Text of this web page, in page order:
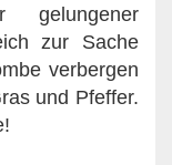
gelungener
zur Sache
verbergen
und Pfeffer.